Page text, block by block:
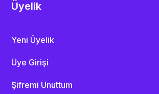
Üyelik
Yeni Üyelik
Üye Girişi
Şifremi Unuttum